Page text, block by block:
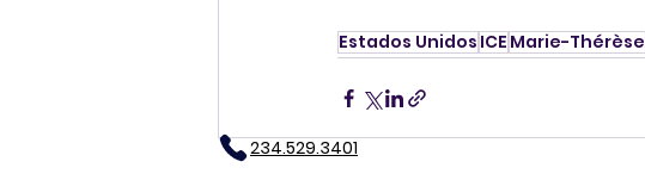
Estados Unidos ICE Marie-Thérèse
234.529.3401